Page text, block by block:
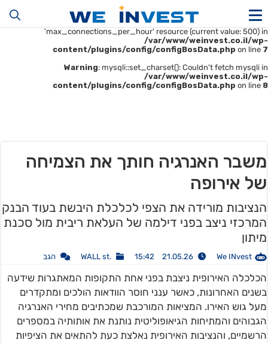
Warning
: mysqli::__construct(): (HY000/1226): User
'u414896523_maofData' has exceeded the
'max_connections_per_hour' resource (current value: 500) in
/var/www/weinvest.co.il/wp-
content/plugins/config/configBosData.php on line 7
Warning: mysqli::set_charset(): Couldn't fetch mysqli in
/var/www/weinvest.co.il/wp-
content/plugins/config/configBosData.php on line 8
משבר האנרגיה חותך את הצמיחה
של אירופה
הנציבות מורידה את הצפי לכלכלת היבשת בעוד הבנק
המרכזי ניצב בפני דילמה של העלאת ריבית מול סכנת
מיתון
We INvest
21.05.26 15:42
.WALL st הגב
הכלכלה האירופית ניצבת בפני אחת התקופות המאתגרות שידעה
בשנים האחרונות, כאשר ענני חוסר הוודאות הולכים ומתקדרים
מעל גוש האירו. המציאות המורכבת שמכתיבים מחירי האנרגיה
הגבוהים והמתיחות הגיאופוליטית נותנת את אותותיה במספרים
הרשמיים, והנציבות האירופית נאלצת כעת להתאים את הציפיות